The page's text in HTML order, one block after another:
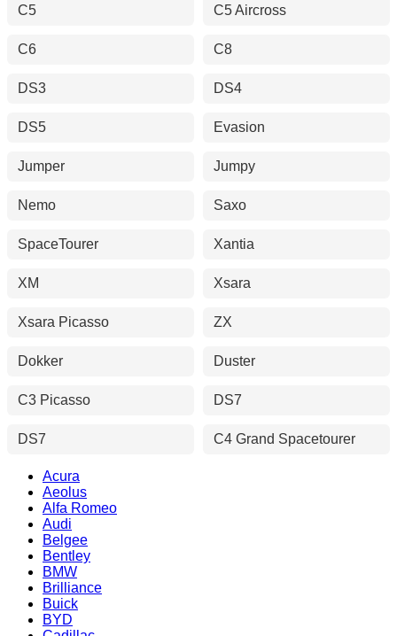
C5 C5 Aircross
C6 C8
DS3 DS4
DS5 Evasion
Jumper Jumpy
Nemo Saxo
SpaceTourer Xantia
XM Xsara
Xsara Picasso ZX
Dokker Duster
C3 Picasso DS7
DS7 C4 Grand Spacetourer
Acura
Aeolus
Alfa Romeo
Audi
Belgee
Bentley
BMW
Brilliance
Buick
BYD